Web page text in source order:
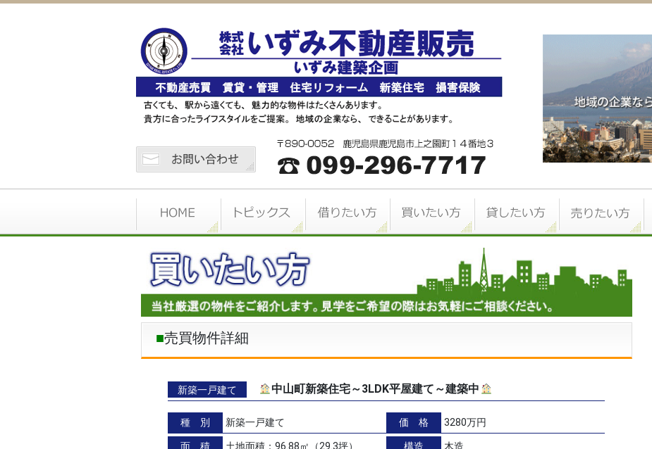
売買物件詳細
新築一戸建て 中山町新築住宅～3LDK平屋建て～建築中
種 別 新築一戸建て 価 格 3280万円
面 積
土地面積：96.88㎡（29.3坪）
構造
木造